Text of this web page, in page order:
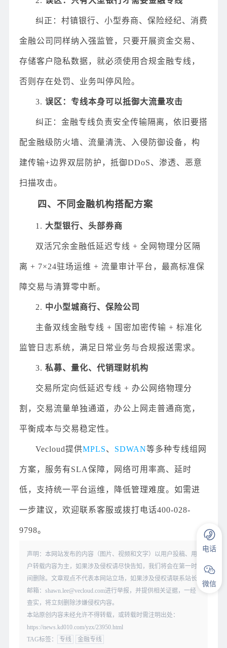
纠正：村镇银行、小型券商、保险经纪、消费
金融公司同样纳入强监管，只要开展资金交易、
存储客户隐私数据，就必须使用合规金融专线，
否则存在处罚、业务叫停风险。
3. 误区：专线本身可以抵御大流量攻击
纠正：金融专线负责安全传输隔离，依旧要搭
配金融级防火墙、流量清洗、入侵防御设备，构
建传输+边界双层防护，抵御DDoS、渗透、恶意
扫描攻击。
四、不同金融机构搭配方案
1. 大型银行、头部券商
双活冗余金融低延迟专线 + 全网物理分区隔
离 + 7×24驻场运维 + 流量审计平台，最高标准保
障交易与清算零中断。
2. 中小型城商行、保险公司
主备双线金融专线 + 国密加密传输 + 标准化
监管日志系统，满足日常业务与合规报送需求。
3. 私募、量化、代销理财机构
交易所定向低延迟专线 + 办公网络物理分
割，交易流量单独通道，办公上网走普通商宽，
平衡成本与交易稳定性。
Vecloud提供MPLS、 SDWAN等多种专线组网
方案，服务有SLA保障，网络可用率高、延时
低，支持统一平台运维，降低管理难度。如需进
一步建议，欢迎联系客服或拨打电话400-028-
9798。
声明：本网站发布的内容（图片、视频和文字）以用户投稿、用
户转载内容为主，如果涉及侵权请尽快告知，我们将会在第一时
间删除。文章观点不代表本网站立场，如果涉及侵权请联系站长
邮箱：shawn.lee@vecloud.com进行举报，并提供相关证据，一经
查实，将立刻删除涉嫌侵权内容。
本站原创内容未经允许不得转载，或转载时需注明出处：
https://news.kd010.com/yzx/23950.html
TAG标签：
专线 金融专线
电话
微信